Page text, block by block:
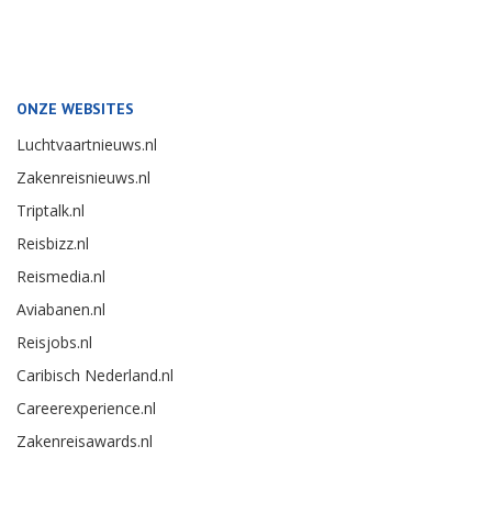
ONZE WEBSITES
Luchtvaartnieuws.nl
Zakenreisnieuws.nl
Triptalk.nl
Reisbizz.nl
Reismedia.nl
Aviabanen.nl
Reisjobs.nl
Caribisch Nederland.nl
Careerexperience.nl
Zakenreisawards.nl